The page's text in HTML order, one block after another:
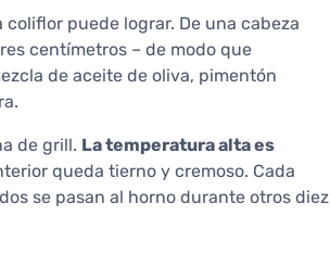
puede lograr. De una cabeza
centímetros – de modo que
de aceite de oliva, pimentón
de grill. La temperatura alta es
queda tierno y cremoso. Cada
se pasan al horno durante otros diez